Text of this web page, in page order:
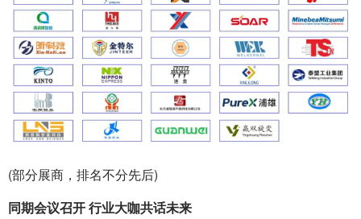
(部分展商，排名不分先后)
同期会议召开 行业大咖共话未来